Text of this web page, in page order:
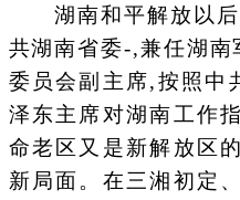
湖南和平解放以后,
共湖南省委-,兼任湖南
委员会副主席,按照中
泽东主席对湖南工作
命老区又是新解放区
新局面。在三湘初定